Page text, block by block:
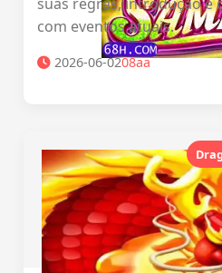
com eventos atuais.
2026-06-0208aa